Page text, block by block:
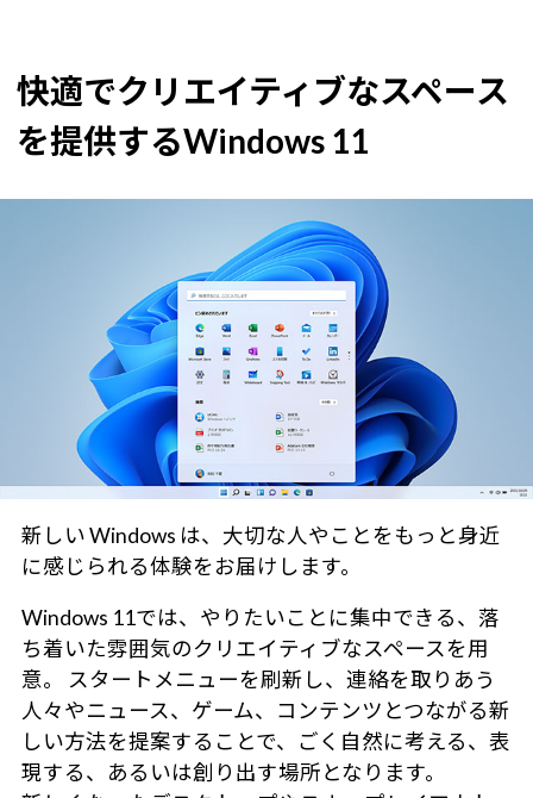
快適でクリエイティブなスペース
を提供するWindows 11
新しい Windows は、大切な人やことをもっと身近
に感じられる体験をお届けします。
Windows 11では、やりたいことに集中できる、落
ち着いた雰囲気のクリエイティブなスペースを用
意。 スタートメニューを刷新し、連絡を取りあう
人々やニュース、ゲーム、コンテンツとつながる新
しい方法を提案することで、ごく自然に考える、表
現する、あるいは創り出す場所となります。